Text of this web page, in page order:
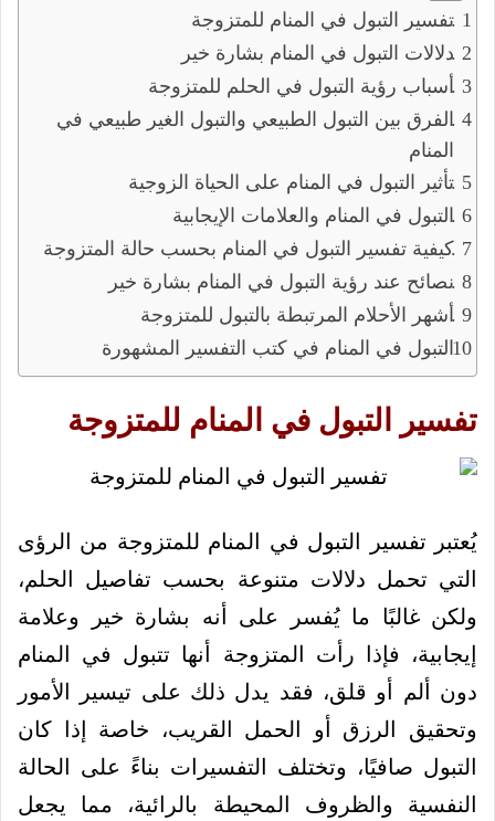
تفسير التبول في المنام للمتزوجة
دلالات التبول في المنام بشارة خير
أسباب رؤية التبول في الحلم للمتزوجة
الفرق بين التبول الطبيعي والتبول الغير طبيعي في
المنام
تأثير التبول في المنام على الحياة الزوجية
التبول في المنام والعلامات الإيجابية
كيفية تفسير التبول في المنام بحسب حالة المتزوجة
نصائح عند رؤية التبول في المنام بشارة خير
أشهر الأحلام المرتبطة بالتبول للمتزوجة
التبول في المنام في كتب التفسير المشهورة
تفسير التبول في المنام للمتزوجة
يُعتبر تفسير التبول في المنام للمتزوجة من الرؤى
التي تحمل دلالات متنوعة بحسب تفاصيل الحلم،
ولكن غالبًا ما يُفسر على أنه بشارة خير وعلامة
إيجابية، فإذا رأت المتزوجة أنها تتبول في المنام
دون ألم أو قلق، فقد يدل ذلك على تيسير الأمور
وتحقيق الرزق أو الحمل القريب، خاصة إذا كان
التبول صافيًا، وتختلف التفسيرات بناءً على الحالة
النفسية والظروف المحيطة بالرائية، مما يجعل